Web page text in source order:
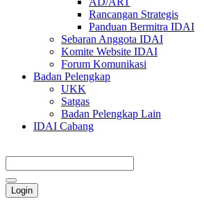
Rancangan Strategis
Panduan Bermitra IDAI
Sebaran Anggota IDAI
Komite Website IDAI
Forum Komunikasi
Badan Pelengkap
UKK
Satgas
Badan Pelengkap Lain
IDAI Cabang
Login